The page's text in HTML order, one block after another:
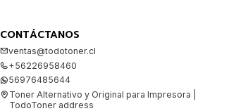
CONTÁCTANOS
ventas@todotoner.cl
+56226958460
56976485644
Toner Alternativo y Original para Impresora |
TodoToner address